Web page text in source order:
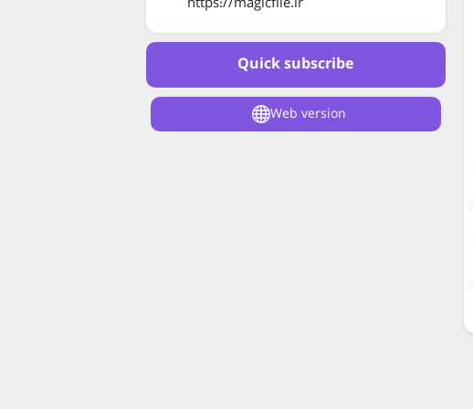
Quick subscribe
Web version